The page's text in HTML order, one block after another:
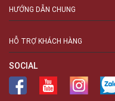
HƯỚNG DẪN CHUNG
HỖ TRỢ KHÁCH HÀNG
SOCIAL